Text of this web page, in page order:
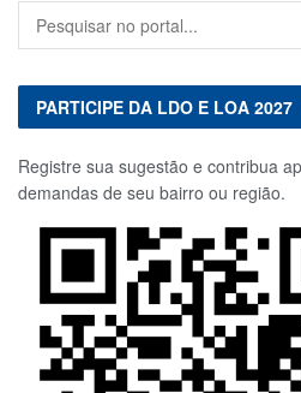
PARTICIPE DA LDO E LOA 2027
Registre sua sugestão e contribua
demandas de seu bairro ou região.